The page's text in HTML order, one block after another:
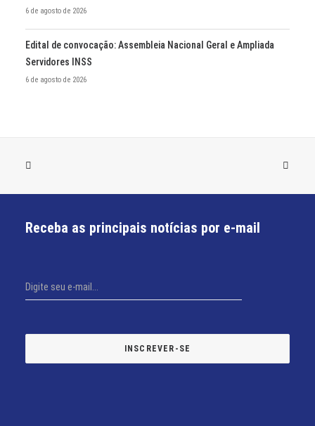
6 de agosto de 2026
Edital de convocação: Assembleia Nacional Geral e Ampliada
Servidores INSS
6 de agosto de 2026
Receba as principais notícias por e-mail